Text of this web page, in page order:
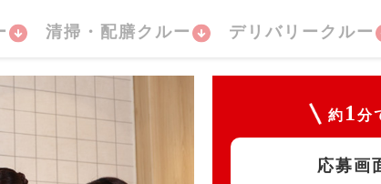
清掃・配膳クルー デリバリークルー
約 1 分
応募画